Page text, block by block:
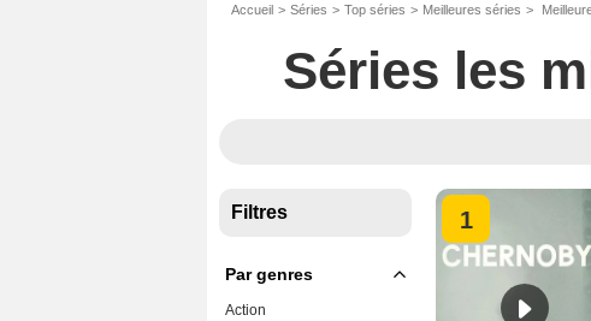
Accueil Séries Top séries Meilleures séries
Séries les
Filtres
Par genres
Action
1